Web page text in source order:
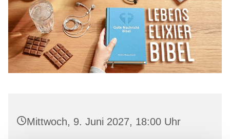
Mittwoch, 9. Juni 2027, 18:00 Uhr